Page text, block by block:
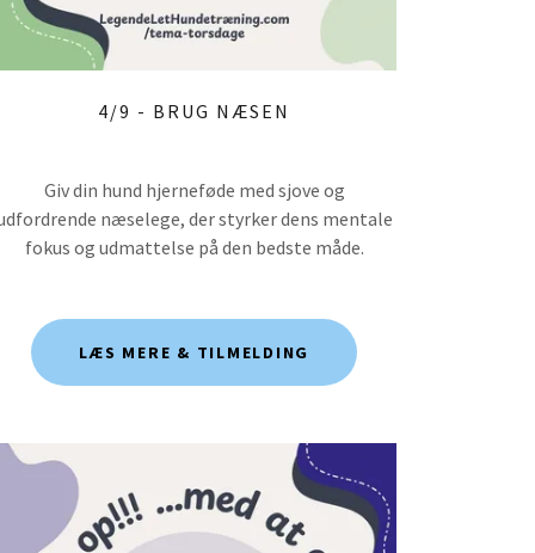
4/9 - BRUG NÆSEN
Giv din hund hjerneføde med sjove og
næselege, der styrker dens mentale
fokus og udmattelse på den bedste måde.
LÆS MERE & TILMELDING